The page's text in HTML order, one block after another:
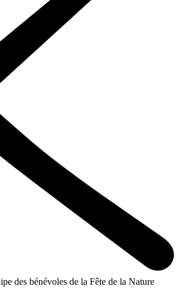
des bénévoles de la Fête de la Nature